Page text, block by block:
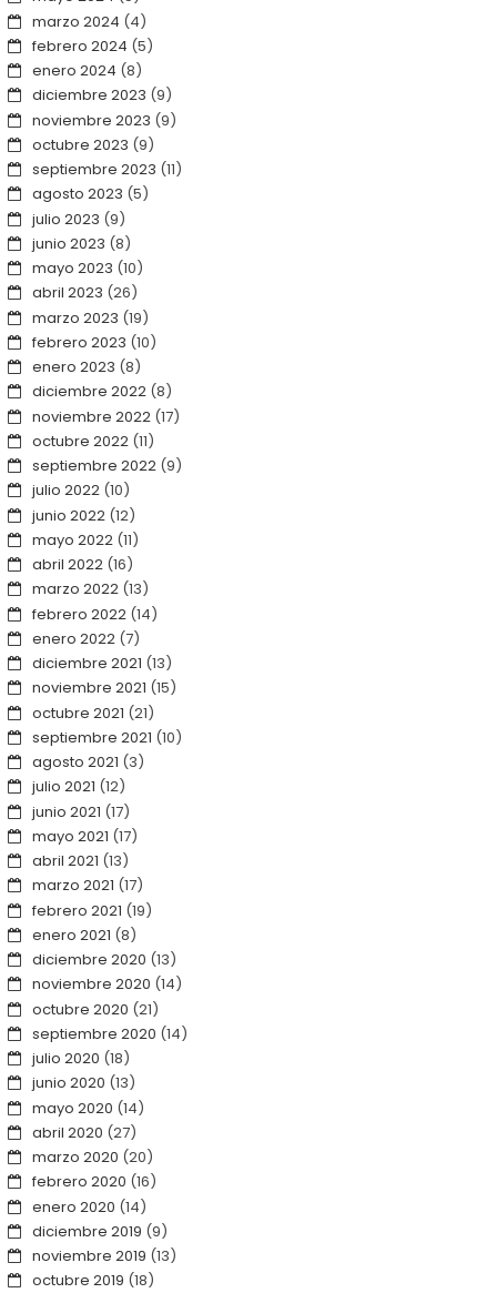
marzo 2024 (4)
febrero 2024 (5)
enero 2024 (8)
diciembre 2023 (9)
noviembre 2023 (9)
octubre 2023 (9)
septiembre 2023 (11)
agosto 2023 (5)
julio 2023 (9)
junio 2023 (8)
mayo 2023 (10)
abril 2023 (26)
marzo 2023 (19)
febrero 2023 (10)
enero 2023 (8)
diciembre 2022(8)
noviembre 2022(17)
octubre 2022(11)
septiembre 2022(9)
julio 2022(10)
junio 2022(12)
mayo 2022(11)
abril 2022(16)
marzo 2022(13)
febrero 2022(14)
enero 2022(7)
diciembre 2021 (13)
noviembre 2021 (15)
octubre 2021 (21)
septiembre 2021 (10)
agosto 2021 (3)
julio 2021 (12)
junio 2021 (17)
mayo 2021 (17)
abril 2021 (13)
marzo 2021 (17)
febrero 2021 (19)
enero 2021 (8)
diciembre 2020 (13)
noviembre 2020 (14)
octubre 2020 (21)
septiembre 2020 (14)
julio 2020 (18)
junio 2020 (13)
mayo 2020 (14)
abril 2020 (27)
marzo 2020 (20)
febrero 2020 (16)
enero 2020 (14)
diciembre 2019 (9)
noviembre 2019 (13)
octubre 2019 (18)